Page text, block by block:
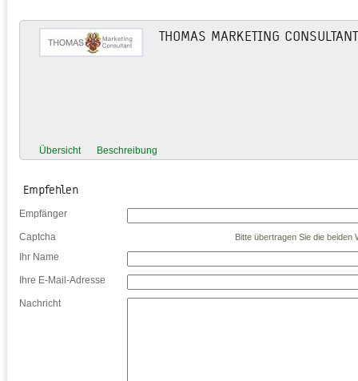
THOMAS MARKETING CONSULTANT
Übersicht Beschreibung
Empfehlen
Empfänger
Captcha Bitte übertragen Sie die beiden
Ihr Name
Ihre E-Mail-Adresse
Nachricht